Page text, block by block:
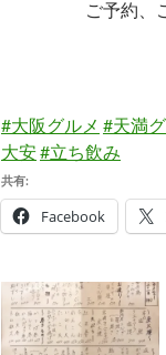
ご予約、
#大阪グルメ #天満
大安#立ち飲み
共有:
Facebook